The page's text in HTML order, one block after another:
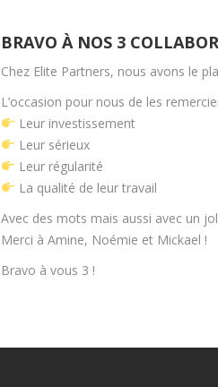
BRAVO À NOS 3
Chez Elite Partners, nous avons le
L’occasion pour nous de les
Leur investissement
Leur sérieux
Leur régularité
La qualité de leur travail
Avec des mots mais aussi avec un
Merci à Amine, Noémie et Mickael !
Bravo à vous 3 !